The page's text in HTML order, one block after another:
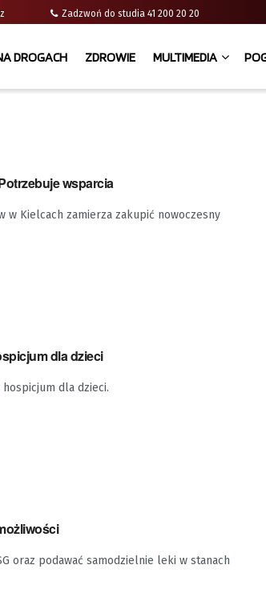
MHz Zadzwoń do studia 41 200 20 20
DROGACH ZDROWIE MULTIMEDIA
wsparcia
w Kielcach zamierza zakupić nowoczesny
dla dzieci
dla dzieci.
oraz podawać samodzielnie leki w stanach